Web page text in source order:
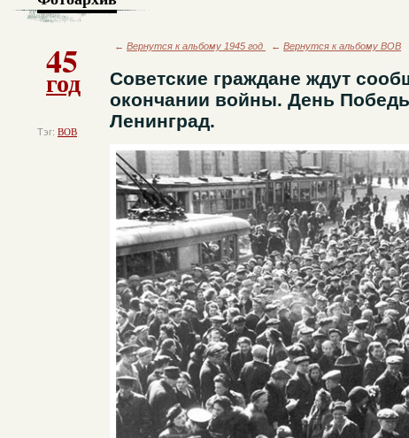
45
год
Тэг: ВОВ
← Вернутся к альбому 1945 год ← Вернутся к альбому ВОВ
Советские граждане ждут
окончании войны. День
Ленинград.